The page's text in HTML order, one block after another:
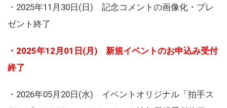
・2025年11月30日(日) 記念コメントの画像化・プレ
ゼント終了
・2025年12月01日(月) 新規イベントのお申込み受付
終了
・2026年05月20日(水) イベントオリジナル「拍手ス